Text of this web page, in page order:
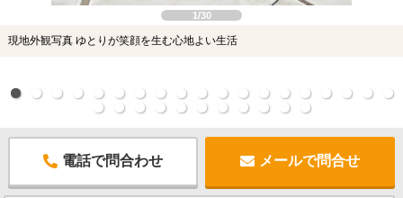
1/30
現地外観写真 ゆとりが笑顔を生む心地よい生活
電話で問合わせ メールで問合せ